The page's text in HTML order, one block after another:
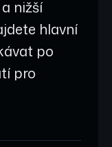
nižší
hlavní
po
pro